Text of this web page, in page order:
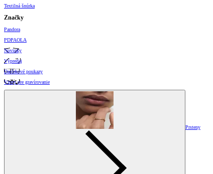
Textilná šnúrka
Značky
Pandora
PDPAOLA
Novinky
Výpredaj
Darčekové poukazy
Vzory pre gravírovanie
Prsteny